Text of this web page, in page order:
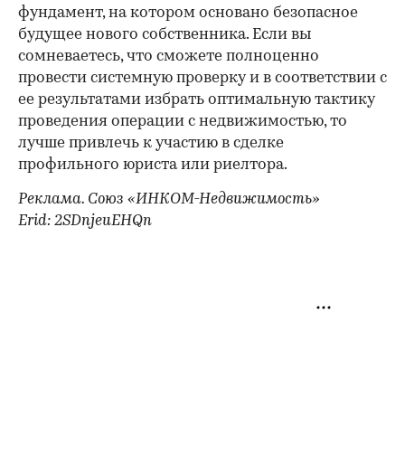
фундамент, на котором основано безопасное
будущее нового собственника. Если вы
сомневаетесь, что сможете полноценно
провести системную проверку и в соответствии с
ее результатами избрать оптимальную тактику
проведения операции с недвижимостью, то
лучше привлечь к участию в сделке
профильного юриста или риелтора.
Реклама. Союз «ИНКОМ-Недвижимость»
Erid: 2SDnjeuEHQn